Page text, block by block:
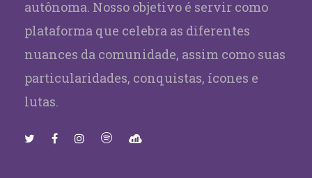
autônoma. Nosso objetivo é servir como
plataforma que celebra as diferentes
nuances da comunidade, assim como suas
particularidades, conquistas, ícones e
lutas.